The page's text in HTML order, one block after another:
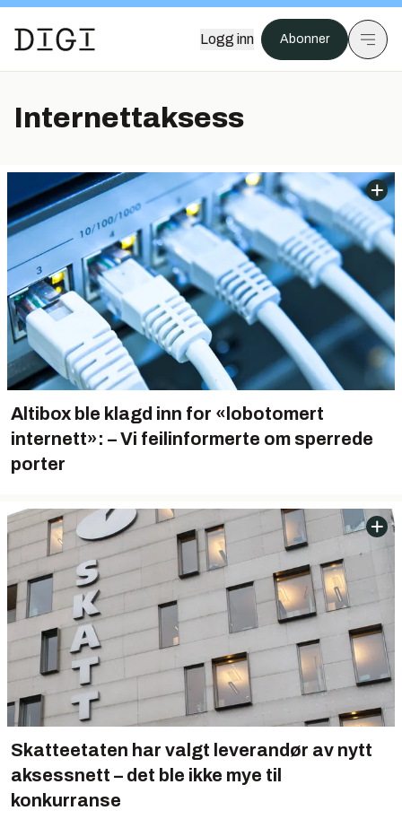
Logg inn Abonner
Internettaksess
Altibox ble klagd inn for «lobotomert
internett»: – Vi feilinformerte om sperrede
porter
Skatteetaten har valgt leverandør av nytt
aksessnett – det ble ikke mye til
konkurranse